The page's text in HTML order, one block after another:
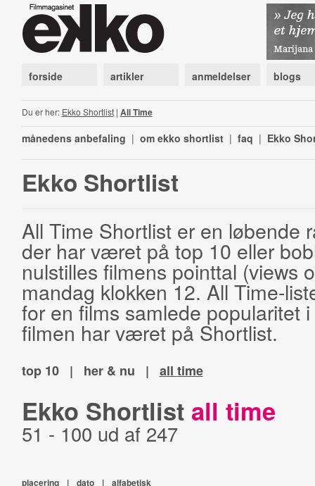
forside artikler anmeldelser blogs
Du er her: Ekko Shortlist| All Time
månedens anbefaling | om ekko shortlist | faq | Ekko
Ekko Shortlist
All Time Shortlist er en løbende
der har været på top 10 eller
nulstilles filmens pointtal (views
mandag klokken 12. All Time-
for en films samlede popularitet
filmen har været på Shortlist.
top 10 | her & nu | all time
Ekko Shortlist all time
51 - 100 ud af 247
placering | dato | alfabetisk